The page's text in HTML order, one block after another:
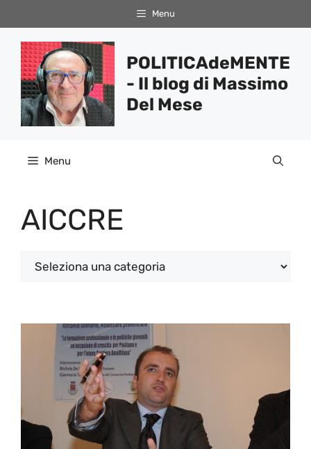
al
contenuto
Menu
POLITICAdeMENTE
- Il blog di Massimo
Del Mese
Menu
AICCRE
Categorie